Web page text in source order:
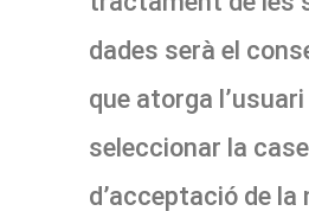
dades serà el
que atorga l’usuari
seleccionar la
d’acceptació de la